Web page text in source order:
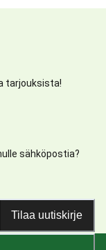
tarjouksista!
sähköpostia?
Tilaa uutiskirje